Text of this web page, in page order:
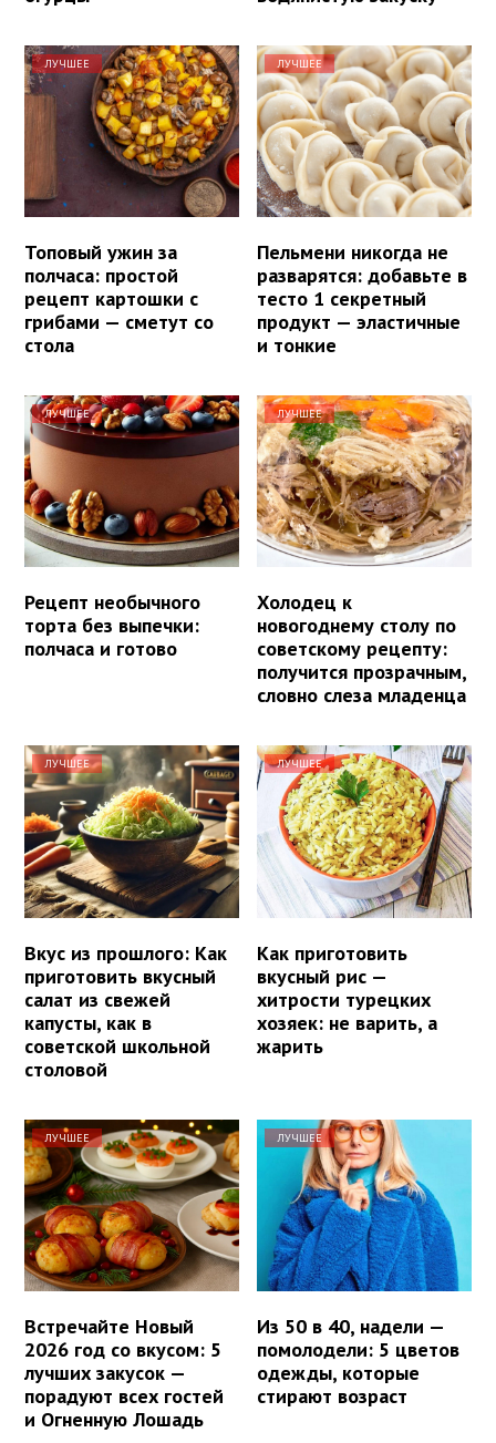
ЛУЧШЕЕ
Топовый ужин за
полчаса: простой
рецепт картошки с
грибами — сметут со
стола
ЛУЧШЕЕ
Пельмени никогда не
разварятся: добавьте в
тесто 1 секретный
продукт — эластичные
и тонкие
ЛУЧШЕЕ
Рецепт необычного
торта без выпечки:
полчаса и готово
ЛУЧШЕЕ
Холодец к
новогоднему столу по
советскому рецепту:
получится прозрачным,
словно слеза младенца
ЛУЧШЕЕ
Вкус из прошлого: Как
приготовить вкусный
салат из свежей
капусты, как в
советской школьной
столовой
ЛУЧШЕЕ
Как приготовить
вкусный рис —
хитрости турецких
хозяек: не варить, а
жарить
ЛУЧШЕЕ
Встречайте Новый
2026 год со вкусом: 5
лучших закусок —
порадуют всех гостей
и Огненную Лошадь
ЛУЧШЕЕ
Из 50 в 40, надели —
помолодели: 5 цветов
одежды, которые
стирают возраст